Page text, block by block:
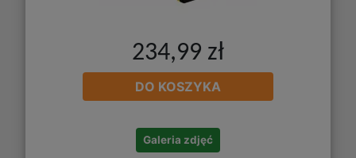
234,99 zł
DO KOSZYKA
Galeria zdjęć